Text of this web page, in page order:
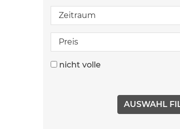
Zeitraum
Preis
nicht volle